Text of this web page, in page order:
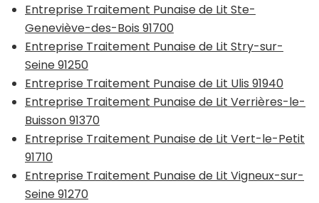
Entreprise Traitement Punaise de Lit Ste-
Geneviève-des-Bois 91700
Entreprise Traitement Punaise de Lit Stry-sur-
Seine 91250
Entreprise Traitement Punaise de Lit Ulis 91940
Entreprise Traitement Punaise de Lit Verrières-le-
Buisson 91370
Entreprise Traitement Punaise de Lit Vert-le-Petit
91710
Entreprise Traitement Punaise de Lit Vigneux-sur-
Seine 91270